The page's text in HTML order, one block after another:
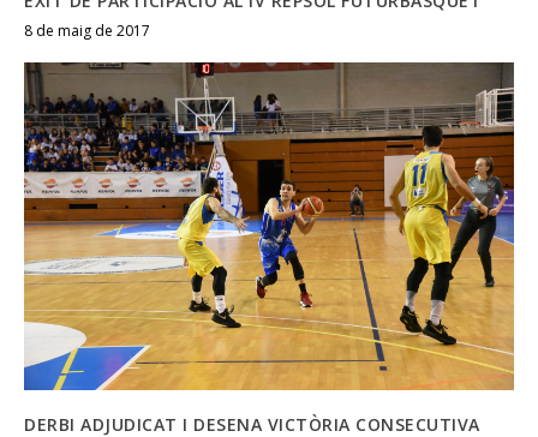
8 de maig de 2017
DERBI ADJUDICAT I DESENA VICTÒRIA CONSECUTIVA